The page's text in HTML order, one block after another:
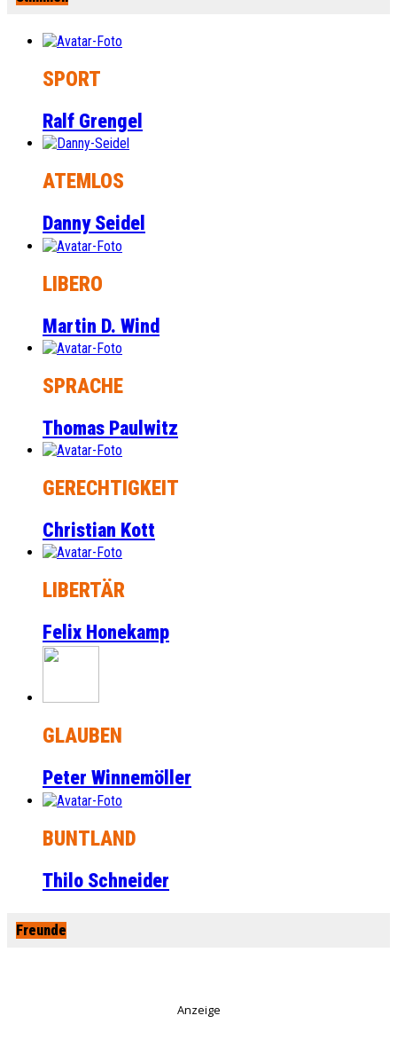
SPORT
Ralf Grengel
ATEMLOS
Danny Seidel
LIBERO
Martin D. Wind
SPRACHE
Thomas Paulwitz
GERECHTIGKEIT
Christian Kott
LIBERTÄR
Felix Honekamp
GLAUBEN
Peter Winnemöller
BUNTLAND
Thilo Schneider
Freunde
Anzeige